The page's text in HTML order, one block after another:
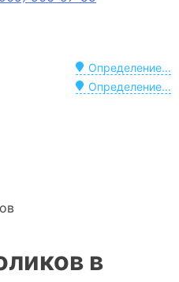
Определение...
Определение...
в